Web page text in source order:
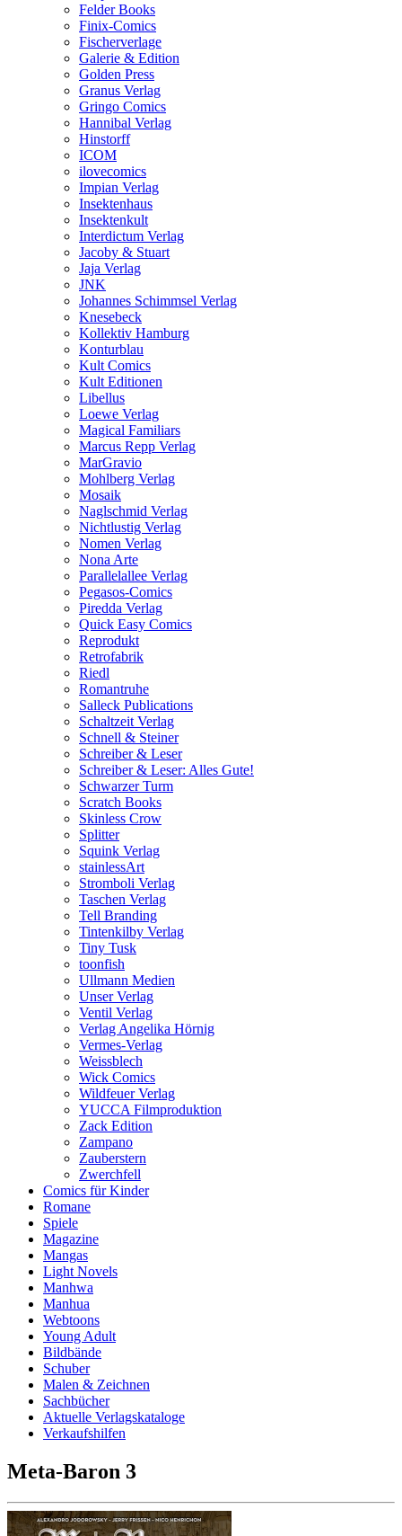
Felder Books
Finix-Comics
Fischerverlage
Galerie & Edition
Golden Press
Granus Verlag
Gringo Comics
Hannibal Verlag
Hinstorff
ICOM
ilovecomics
Impian Verlag
Insektenhaus
Insektenkult
Interdictum Verlag
Jacoby & Stuart
Jaja Verlag
JNK
Johannes Schimmsel Verlag
Knesebeck
Kollektiv Hamburg
Konturblau
Kult Comics
Kult Editionen
Libellus
Loewe Verlag
Magical Familiars
Marcus Repp Verlag
MarGravio
Mohlberg Verlag
Mosaik
Naglschmid Verlag
Nichtlustig Verlag
Nomen Verlag
Nona Arte
Parallelallee Verlag
Pegasos-Comics
Piredda Verlag
Quick Easy Comics
Reprodukt
Retrofabrik
Riedl
Romantruhe
Salleck Publications
Schaltzeit Verlag
Schnell & Steiner
Schreiber & Leser
Schreiber & Leser: Alles Gute!
Schwarzer Turm
Scratch Books
Skinless Crow
Splitter
Squink Verlag
stainlessArt
Stromboli Verlag
Taschen Verlag
Tell Branding
Tintenkilby Verlag
Tiny Tusk
toonfish
Ullmann Medien
Unser Verlag
Ventil Verlag
Verlag Angelika Hörnig
Vermes-Verlag
Weissblech
Wick Comics
Wildfeuer Verlag
YUCCA Filmproduktion
Zack Edition
Zampano
Zauberstern
Zwerchfell
Comics für Kinder
Romane
Spiele
Magazine
Mangas
Light Novels
Manhwa
Manhua
Webtoons
Young Adult
Bildbände
Schuber
Malen & Zeichnen
Sachbücher
Aktuelle Verlagskataloge
Verkaufshilfen
Meta-Baron 3